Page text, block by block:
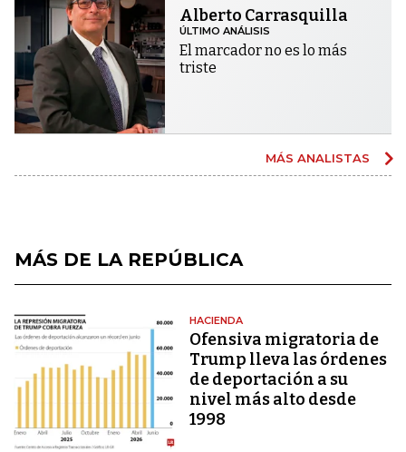
Alberto Carrasquilla
ÚLTIMO ANÁLISIS
El marcador no es lo más
triste
MÁS ANALISTAS
MÁS DE LA REPÚBLICA
HACIENDA
Ofensiva migratoria de
Trump lleva las órdenes
de deportación a su
nivel más alto desde
1998